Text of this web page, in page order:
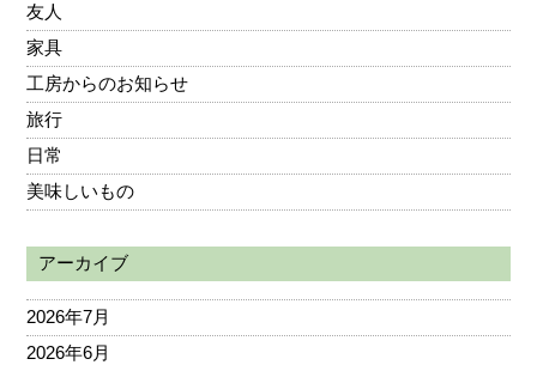
友人
家具
工房からのお知らせ
旅行
日常
美味しいもの
アーカイブ
2026年7月
2026年6月